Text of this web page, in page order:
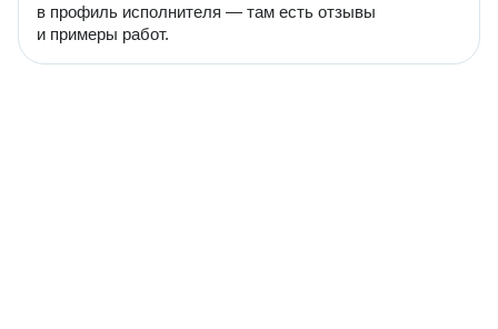
в профиль исполнителя — там есть отзывы
и примеры работ.